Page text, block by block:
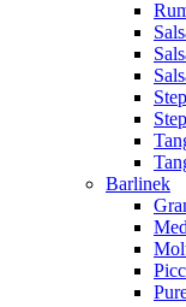
Barlinek